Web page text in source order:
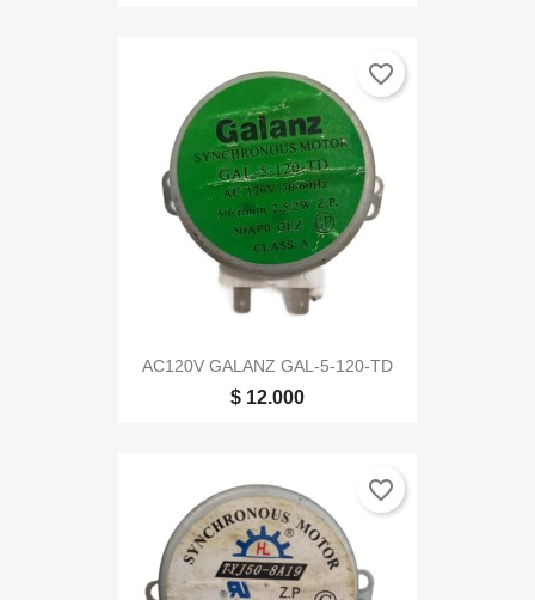
AC120V GALANZ GAL-5-120-TD
$ 12.000
favorite_border
favorite_border